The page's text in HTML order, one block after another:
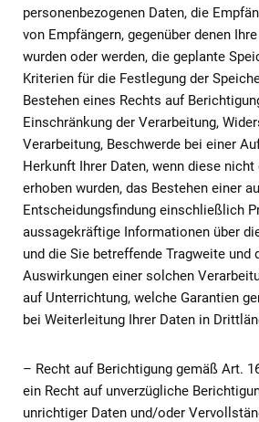
personenbezogenen Daten, die
von Empfängern, gegenüber denen
wurden oder werden, die geplante
Kriterien für die Festlegung der
Bestehen eines Rechts auf
Einschränkung der Verarbeitung,
Verarbeitung, Beschwerde bei einer
Herkunft Ihrer Daten, wenn diese
erhoben wurden, das Bestehen einer
Entscheidungsfindung einschließlich
aussagekräftige Informationen über
und die Sie betreffende Tragweite und
Auswirkungen einer solchen
auf Unterrichtung, welche Garantien
bei Weiterleitung Ihrer Daten in
– Recht auf Berichtigung gemäß Art.
ein Recht auf unverzügliche
unrichtiger Daten und/oder